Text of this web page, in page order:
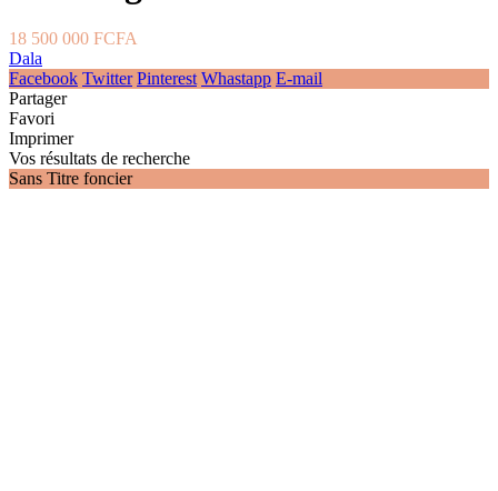
18 500 000 FCFA
Dala
Facebook Twitter Pinterest Whastapp E-mail
Partager
Favori
Imprimer
Vos résultats de recherche
Sans Titre foncier